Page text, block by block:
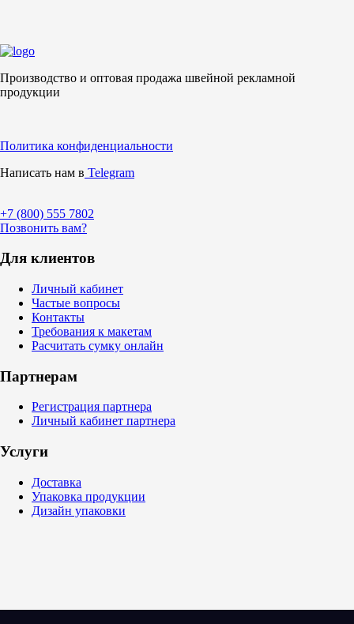
Производство и оптовая продажа швейной рекламной
продукции
Политика конфиденциальности
Написать нам в Telegram
+7 (800) 555 7802
Позвонить вам?
Для клиентов
Личный кабинет
Частые вопросы
Контакты
Требования к макетам
Расчитать сумку онлайн
Партнерам
Регистрация партнера
Личный кабинет партнера
Услуги
Доставка
Упаковка продукции
Дизайн упаковки